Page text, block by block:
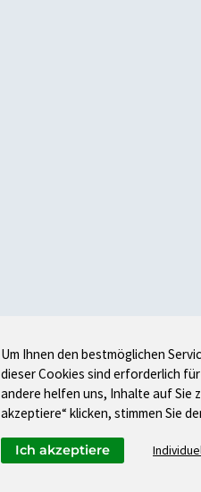
Um Ihnen den bestmöglichen
dieser Cookies sind erforderlich
andere helfen uns, Inhalte auf Sie
akzeptiere“ klicken, stimmen Sie
Ich akzeptiere